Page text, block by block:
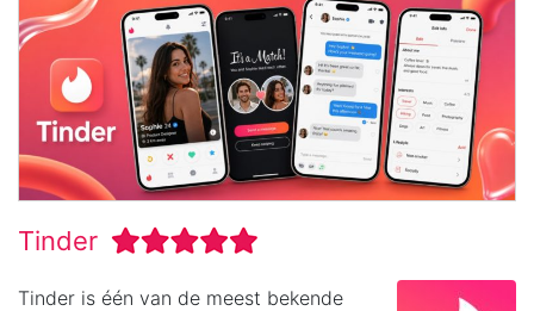
Tinder
Tinder is één van de meest bekende